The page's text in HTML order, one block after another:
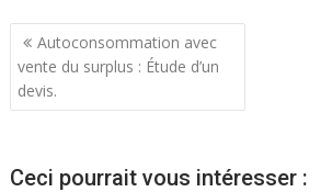
Navigation
de
l’article
Autoconsommation avec
vente du surplus : Étude d’un
devis.
Ceci pourrait vous intéresser :